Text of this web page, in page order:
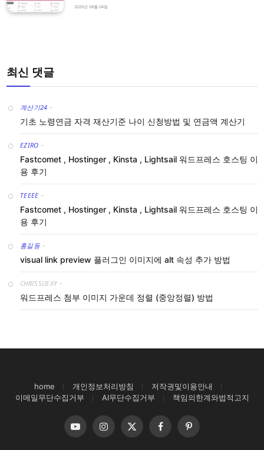
2026년 08월 04일
최신 댓글
계산기24 -
기초 노령연금 자격 재산기준 나이 신청방법 및 연금액 계산기
EZIRO -
Fastcomet , Hostinger , Kinsta , Lightsail 워드프레스 호스팅 이
용 후기
TEEEE -
Fastcomet , Hostinger , Kinsta , Lightsail 워드프레스 호스팅 이
용 후기
홍길동 -
visual link preview 플러그인 이미지에 alt 속성 추가 방법
CHRISSUEXY -
워드프레스 첨부 이미지 가운데 정렬 (중앙정렬) 방법
home 개인정보처리방침
저작권및이용안내
이메일무단수집거부
AI무단수집거부 책임의한계와법적고지
YouTubeInstagram
X
FacebookPinterest